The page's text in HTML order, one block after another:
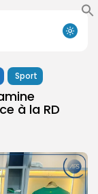
Sport
à la RD